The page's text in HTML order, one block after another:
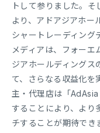
トして参りました。
より、アドアジアホー
シャートレーディング
メディアは、フォー
ジアホールディング
て、さらなる収益化を
主・代理店は「
することにより、より
チすることが期待でき